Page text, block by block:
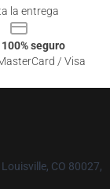
la entrega
seguro
/ Visa
CO 80027,